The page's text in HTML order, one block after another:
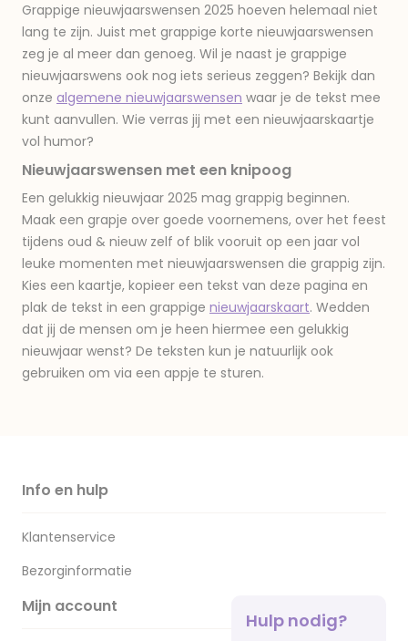
Grappige nieuwjaarswensen 2025 hoeven helemaal niet
lang te zijn. Juist met grappige korte nieuwjaarswensen
zeg je al meer dan genoeg. Wil je naast je grappige
nieuwjaarswens ook nog iets serieus zeggen? Bekijk dan
onze algemene nieuwjaarswensen waar je de tekst mee
kunt aanvullen. Wie verras jij met een nieuwjaarskaartje
vol humor?
Nieuwjaarswensen met een knipoog
Een gelukkig nieuwjaar 2025 mag grappig beginnen.
Maak een grapje over goede voornemens, over het feest
tijdens oud & nieuw zelf of blik vooruit op een jaar vol
leuke momenten met nieuwjaarswensen die grappig zijn.
Kies een kaartje, kopieer een tekst van deze pagina en
plak de tekst in een grappige nieuwjaarskaart. Wedden
dat jij de mensen om je heen hiermee een gelukkig
nieuwjaar wenst? De teksten kun je natuurlijk ook
gebruiken om via een appje te sturen.
Info en hulp
Klantenservice
Bezorginformatie
Mijn account
Hulp nodig?